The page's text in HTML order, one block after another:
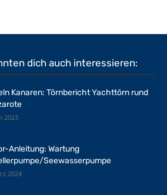
dich auch interessieren:
Kanaren: Törnbericht Yachttörn rund
2023
Anleitung: Wartung
Seewasserpumpe
2024